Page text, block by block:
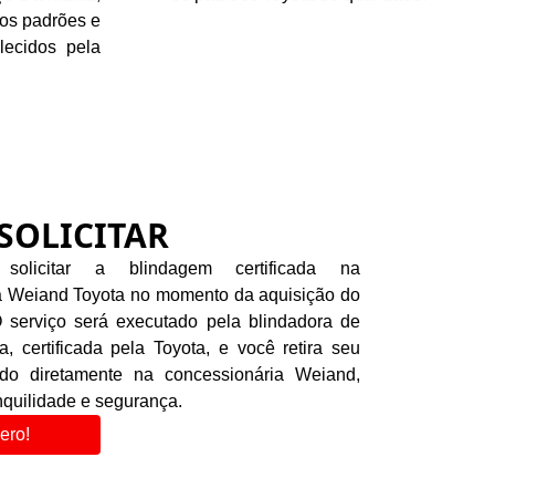
padrões e
pela
a blindagem certificada na
Weiand Toyota no momento da aquisição do
serviço será executado pela blindadora de
certificada pela Toyota, e você retira seu
diretamente na concessionária Weiand,
e segurança.